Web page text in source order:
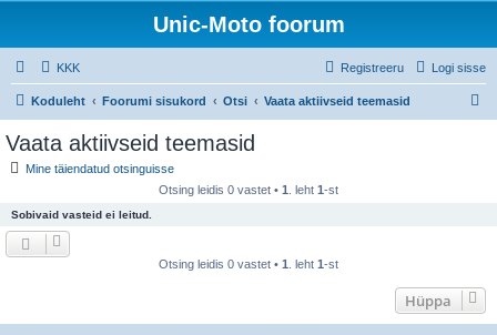
Unic-Moto foorum
KKK Logi sisse
Registreeru
Koduleht Foorumi sisukord Otsi Vaata aktiivseid teemasid
Vaata aktiivseid teemasid
Mine täiendatud otsinguisse
Otsing leidis 0 vastet • 1 . leht 1-st
Sobivaid vasteid ei leitud.
Otsing leidis 0 vastet • 1 . leht 1-st
Hüppa